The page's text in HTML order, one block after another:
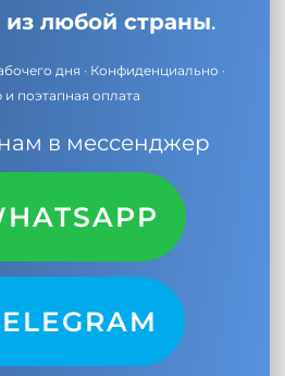
из любой страны.
дня · Конфиденциально ·
поэтапная оплата
в мессенджер